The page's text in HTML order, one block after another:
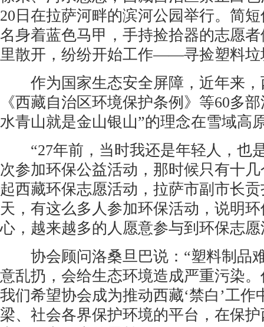
20日在拉萨河畔的滨河公园举行。简
名身着蓝色马甲，手持捡拾器的志愿
里散开，纷纷开始工作——寻捡塑料垃
作为国家生态安全屏障，近年来，
《西藏自治区环境保护条例》等60多
水青山就是金山银山”的理念在雪域高
“27年前，当时我还是年轻人，也
次参加环保公益活动，那时候只有十
起西藏环保志愿活动，拉萨市副市长
天，有这么多人参加环保活动，说明
心，越来越多的人愿意参与到环保志
协会顾问洛桑旦巴说：“塑料制品
意乱扔，会给生态环境造成严重污染
我们希望协会成为推动西藏‘禁白’工作
梁、社会各界保护环境的平台，在保